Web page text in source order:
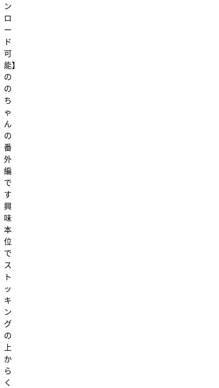
ン
ロ
ー
ド
可
能】
の
の
ち
ゃ
ん
の
番
外
編
で
す
興
味
本
位
で
ス
ト
ッ
キ
ン
グ
の
上
か
ら
く